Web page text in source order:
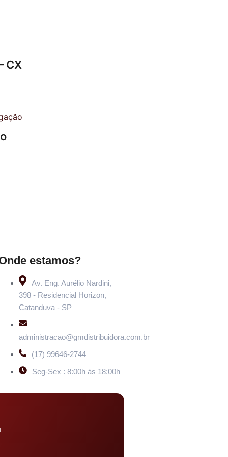
CX
estamos?
Av. Eng. Aurélio Nardini,
398 - Residencial Horizon,
Catanduva - SP
administracao@gmdistribuidora.com.br
(17) 99646-2744
Seg-Sex : 8:00h às 18:00h